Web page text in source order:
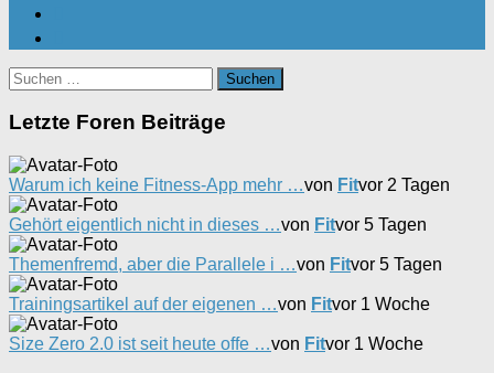
Suchen
nach:
Letzte Foren Beiträge
Warum ich keine Fitness-App mehr …von Fitvor 2 Tagen
Gehört eigentlich nicht in dieses …von Fitvor 5 Tagen
Themenfremd, aber die Parallele i …von Fitvor 5 Tagen
Trainingsartikel auf der eigenen …von Fitvor 1 Woche
Size Zero 2.0 ist seit heute offe …von Fitvor 1 Woche